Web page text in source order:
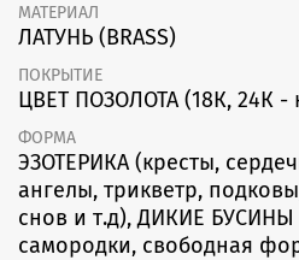
МАТЕРИАЛ
ЛАТУНЬ (BRASS)
ПОКРЫТИЕ
ЦВЕТ ПОЗОЛОТА (18К, 24К -
ФОРМА
ЭЗОТЕРИКА (кресты,
ангелы, трикветр,
снов и т.д), ДИКИЕ БУСИНЫ
самородки, свободная